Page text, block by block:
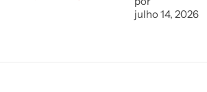
julho 14, 2026